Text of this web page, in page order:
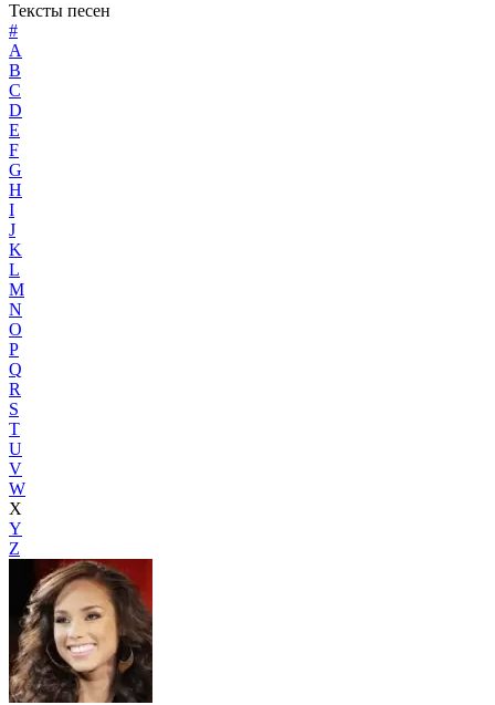
Тексты песен
#
A
B
C
D
E
F
G
H
I
J
K
L
M
N
O
P
Q
R
S
T
U
V
W
X
Y
Z